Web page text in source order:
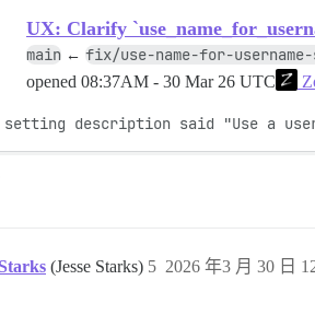
UX: Clarify
main ← fix/use-name-for-
opened 08:37AM - 30 Mar 26 UTC
setting description said "Use a
(Jesse Starks) 2026 年3 月 30 日
5